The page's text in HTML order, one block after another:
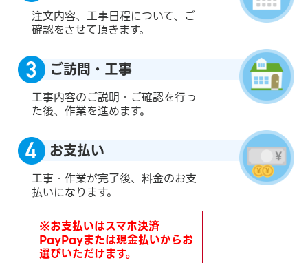
注文内容、工事日程について、ご
確認をさせて頂きます。
ご訪問・工事
工事内容のご説明・ご確認を行っ
た後、作業を進めます。
お支払い
工事・作業が完了後、料金のお支
払いになります。
※お支払いはスマホ決済
PayPayまたは現金払いからお
選びいただけます。